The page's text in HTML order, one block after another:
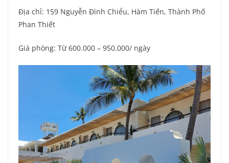
Địa chỉ: 159 Nguyễn Đình Chiểu, Hàm Tiến, Thành Phố
Phan Thiết
Giá phòng: Từ 600.000 – 950.000/ ngày